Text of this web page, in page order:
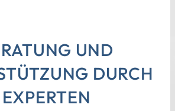
UND
DURCH
EXPERTEN